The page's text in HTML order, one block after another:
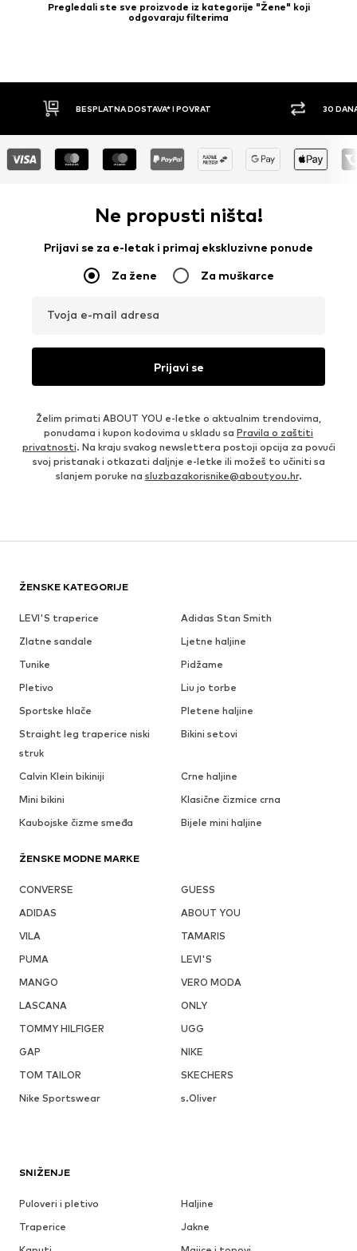
Pregledali ste sve proizvode iz kategorije "Žene" koji
odgovaraju filterima
BESPLATNA DOSTAVA* I POVRAT 30
Ne propusti ništa!
Prijavi se za e-letak i primaj ekskluzivne ponude
Za žene Za muškarce
Tvoja e-mail adresa
Prijavi se
Želim primati ABOUT YOU e-letke o aktualnim trendovima,
ponudama i kupon kodovima u skladu sa Pravila o zaštiti
privatnosti. Na kraju svakog newslettera postoji opcija za povući
svoj pristanak i otkazati daljnje e-letke ili možeš to učiniti sa
slanjem poruke na sluzbazakorisnike@aboutyou.hr.
ŽENSKE KATEGORIJE
LEVI'S traperice
Adidas Stan Smith
Zlatne sandale
Ljetne haljine
Tunike
Pidžame
Pletivo
Liu jo torbe
Sportske hlače
Pletene haljine
Straight leg traperice niski
struk
Bikini setovi
Calvin Klein bikiniji
Crne haljine
Mini bikini
Klasične čizmice crna
Kaubojske čizme smeđa
Bijele mini haljine
ŽENSKE MODNE MARKE
CONVERSE
GUESS
ADIDAS
ABOUT YOU
VILA
TAMARIS
PUMA
LEVI'S
MANGO
VERO MODA
LASCANA
ONLY
TOMMY HILFIGER
UGG
GAP
NIKE
TOM TAILOR
SKECHERS
Nike Sportswear
s.Oliver
SNIŽENJE
Puloveri i pletivo
Haljine
Traperice
Jakne